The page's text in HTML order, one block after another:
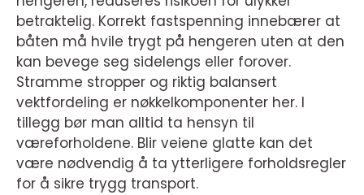
betraktelig. Korrekt fastspenning innebærer at
båten må hvile trygt på hengeren uten at den
kan bevege seg sidelengs eller forover.
Stramme stropper og riktig balansert
vektfordeling er nøkkelkomponenter her. I
tillegg bør man alltid ta hensyn til
væreforholdene. Blir veiene glatte kan det
være nødvendig å ta ytterligere forholdsregler
for å sikre trygg transport.